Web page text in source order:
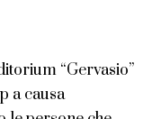
“Gervasio”
a causa